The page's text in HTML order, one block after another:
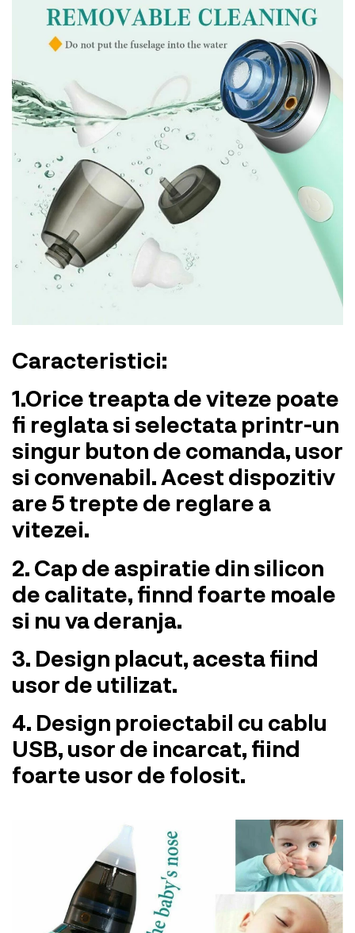
Caracteristici:
1.Orice treapta de viteze poate
fi reglata si selectata printr-un
singur buton de comanda, usor
si convenabil. Acest dispozitiv
are 5 trepte de reglare a
vitezei.
2. Cap de aspiratie din silicon
de calitate, finnd foarte moale
si nu va deranja.
3. Design placut, acesta fiind
usor de utilizat.
4. Design proiectabil cu cablu
USB, usor de incarcat, fiind
foarte usor de folosit.